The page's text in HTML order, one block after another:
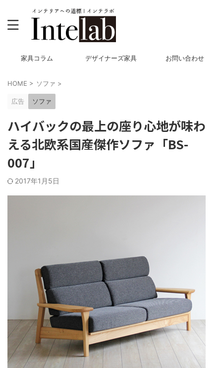
家具コラム デザイナーズ家具 お問い合わせ
HOME > ソファ >
広告 ソファ
ハイバックの最上の座り心地が味わ
える北欧系国産傑作ソファ「BS-
007」
2017年1月5日